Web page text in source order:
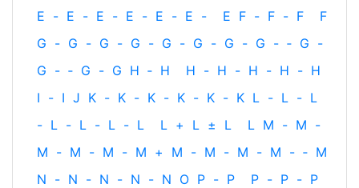
E - E - E - E - E - E - E F - F - F
F
G - G - G - G - G - G - G - G - ‐ G -
G - ‐ G - G H ‐ H H - H - H - H - H
I - I J K - K - K - K - K - K L - L - L
- L - L - L - L L + L ± L L M - M -
M - M - M - M + M - M - M - M - ‐ M
N - N - N - N - N O P - P P - P - P